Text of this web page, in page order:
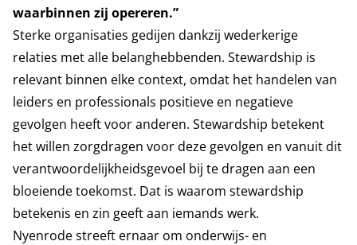
waarbinnen zij opereren.”
Sterke organisaties gedijen dankzij wederkerige
relaties met alle belanghebbenden. Stewardship is
relevant binnen elke context, omdat het handelen van
leiders en professionals positieve en negatieve
gevolgen heeft voor anderen. Stewardship betekent
het willen zorgdragen voor deze gevolgen en vanuit dit
verantwoordelijkheidsgevoel bij te dragen aan een
bloeiende toekomst. Dat is waarom stewardship
betekenis en zin geeft aan iemands werk.
Nyenrode streeft ernaar om onderwijs- en